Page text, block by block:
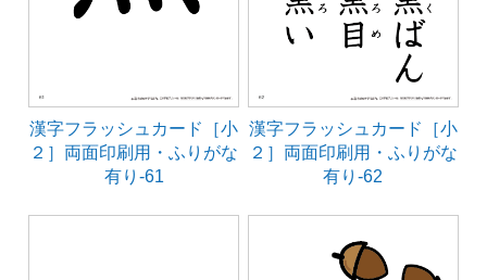
漢字フラッシュカード［小
２］両面印刷用・ふりがな
有り-61
漢字フラッシュカード［小
２］両面印刷用・ふりがな
有り-62